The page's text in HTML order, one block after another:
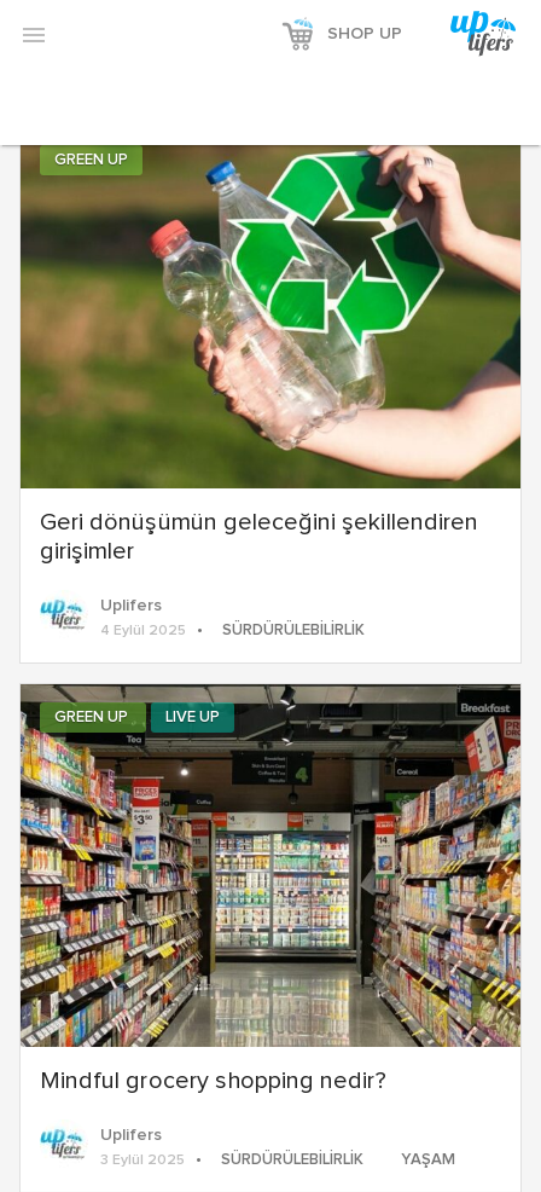
Reklamı Göster
Reklamı Gizle
 SHOP UP
Geri dönüşümün geleceğini şekillendiren
girişimler
GREEN UP
Uplifers
4 Eylül 2025 SÜRDÜRÜLEBILIRLIK
Mindful grocery shopping nedir?
GREEN UP LIVE UP
Uplifers
3 Eylül 2025 SÜRDÜRÜLEBILIRLIK YAŞAM